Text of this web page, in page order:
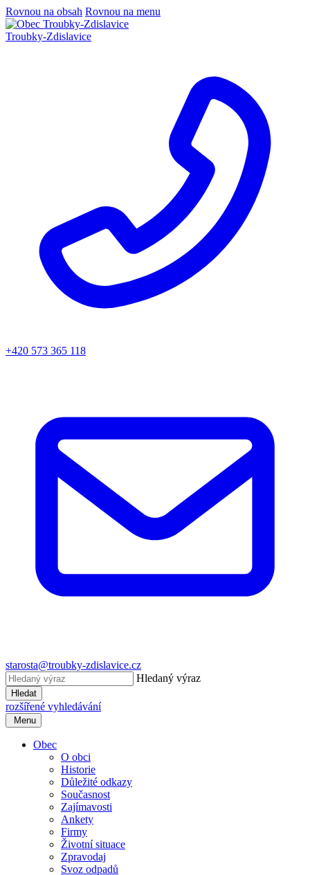
Rovnou na obsah Rovnou na menu
Troubky-Zdislavice
+420 573 365 118
starosta@troubky-zdislavice.cz
Hledaný výraz
Hledat
rozšířené vyhledávání
Menu
Obec
O obci
Historie
Důležité odkazy
Současnost
Zajímavosti
Ankety
Firmy
Životní situace
Zpravodaj
Svoz odpadů